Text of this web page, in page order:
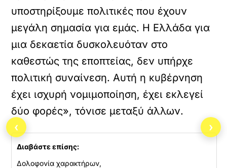
υποστηρίξουμε πολιτικές που έχουν
μεγάλη σημασία για εμάς. Η Ελλάδα για
μια δεκαετία δυσκολευόταν στο
καθεστώς της εποπτείας, δεν υπήρχε
πολιτική συναίνεση. Αυτή η κυβέρνηση
έχει ισχυρή νομιμοποίηση, έχει εκλεγεί
δύο φορές», τόνισε μεταξύ άλλων.
Διαβάστε επίσης:
Δολοφονία χαρακτήρων,
‹ ›